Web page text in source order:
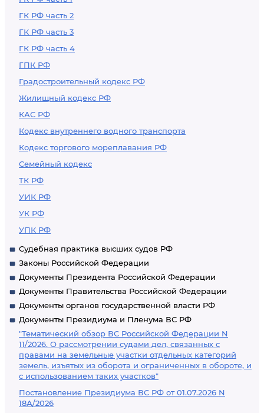
ГК РФ часть 2
ГК РФ часть 3
ГК РФ часть 4
ГПК РФ
Градостроительный кодекс РФ
Жилищный кодекс РФ
КАС РФ
Кодекс внутреннего водного транспорта
Кодекс торгового мореплавания РФ
Семейный кодекс
ТК РФ
УИК РФ
УК РФ
УПК РФ
Судебная практика высших судов РФ
Законы Российской Федерации
Документы Президента Российской Федерации
Документы Правительства Российской Федерации
Документы органов государственной власти РФ
Документы Президиума и Пленума ВС РФ
"Тематический обзор ВС Российской Федерации N
11/2026. О рассмотрении судами дел, связанных с
правами на земельные участки отдельных категорий
земель, изъятых из оборота и ограниченных в обороте, и
с использованием таких участков"
Постановление Президиума ВС РФ от 01.07.2026 N
18А/2026